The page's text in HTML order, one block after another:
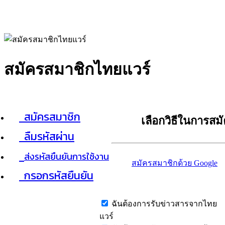
สมัครสมาชิกไทยแวร์
สมัครสมาชิก
ลืมรหัสผ่าน
ส่งรหัสยืนยันการใช้งาน
กรอกรหัสยืนยัน
เลือกวิธีในการส
สมัครสมาชิกด้วย Google
ฉันต้องการรับข่าวสารจากไทย
แวร์